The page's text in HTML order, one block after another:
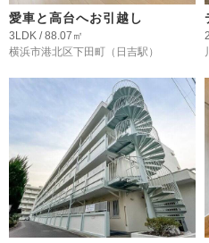
愛車と高台へお引越し
3LDK / 88.07㎡
横浜市港北区下田町 （日吉駅）